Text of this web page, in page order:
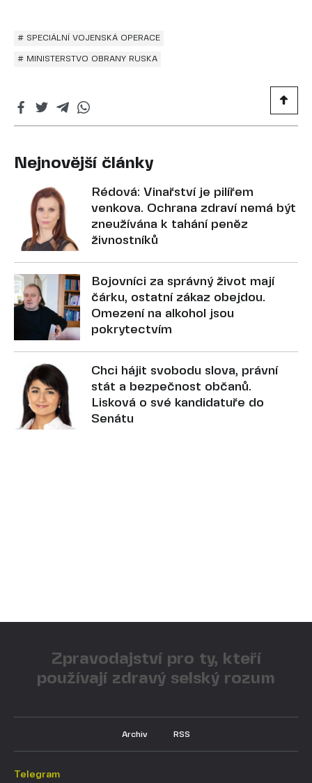
# SPECIÁLNÍ VOJENSKÁ OPERACE
# MINISTERSTVO OBRANY RUSKA
Nejnovější články
Rédová: Vinařství je pilířem
venkova. Ochrana zdraví nemá být
zneužívána k tahání peněz
živnostníků
Bojovníci za správný život mají
čárku, ostatní zákaz obejdou.
Omezení na alkohol jsou
pokrytectvím
Chci hájit svobodu slova, právní
stát a bezpečnost občanů.
Lisková o své kandidatuře do
Senátu
Zpravodajství pro ty, kteří
používají zdravý selský rozum
Archiv RSS
Telegram